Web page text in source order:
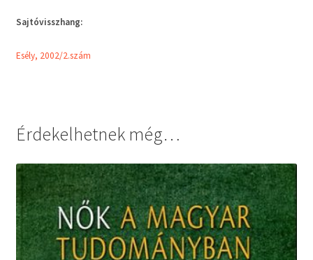
Sajtóvisszhang:
Esély, 2002/2.szám
Érdekelhetnek még…